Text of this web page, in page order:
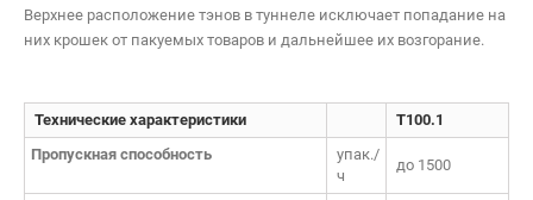
Верхнее расположение тэнов в туннеле исключает попадание на
них крошек от пакуемых товаров и дальнейшее их возгорание.
Технические характеристики
T100.1
Пропускная способность
упак./
ч
до 1500